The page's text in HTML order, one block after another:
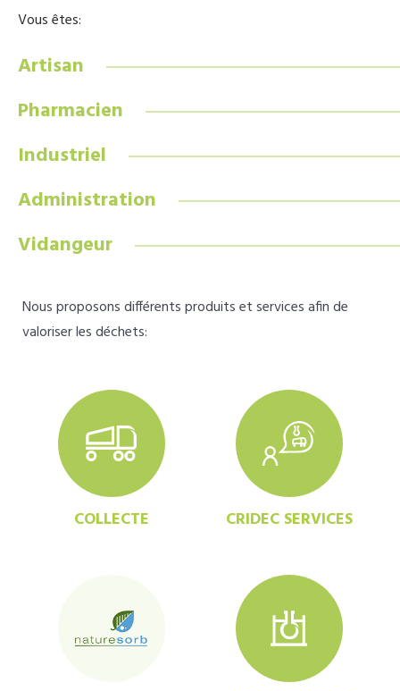
Vous êtes:
Artisan
Pharmacien
Industriel
Administration
Vidangeur
Nous proposons différents produits et services afin de
valoriser les déchets:
COLLECTE CRIDEC SERVICES